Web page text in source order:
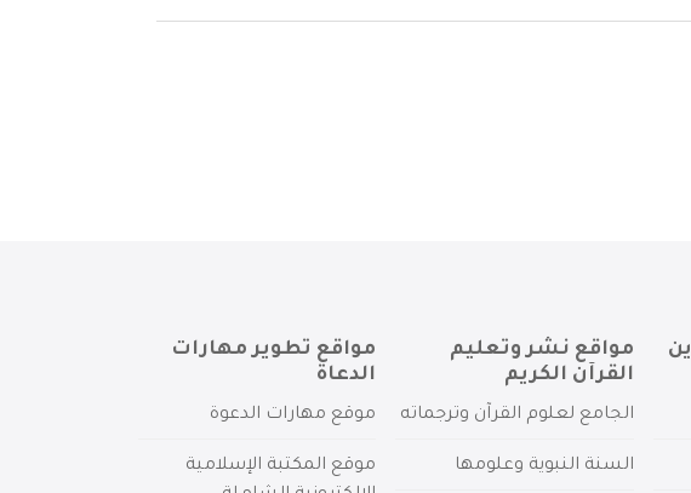
مواقع نشر وتعليم
القرآن الكريم
الجامع لعلوم القرآن وترجماته
السنة النبوية وعلومها
مواقع تطوير مهارات
الدعاة
موقع مهارات الدعوة
موقع المكتبة الإسلامية